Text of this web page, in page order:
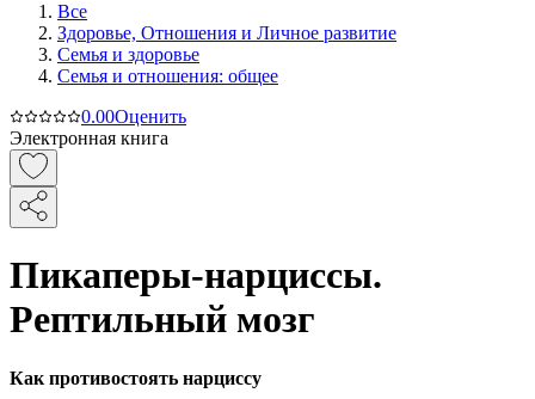
Все
Здоровье, Отношения и Личное развитие
Семья и здоровье
Семья и отношения: общее
0.00Оценить
Электронная книга
Пикаперы-нарциссы.
Рептильный мозг
Как противостоять нарциссу